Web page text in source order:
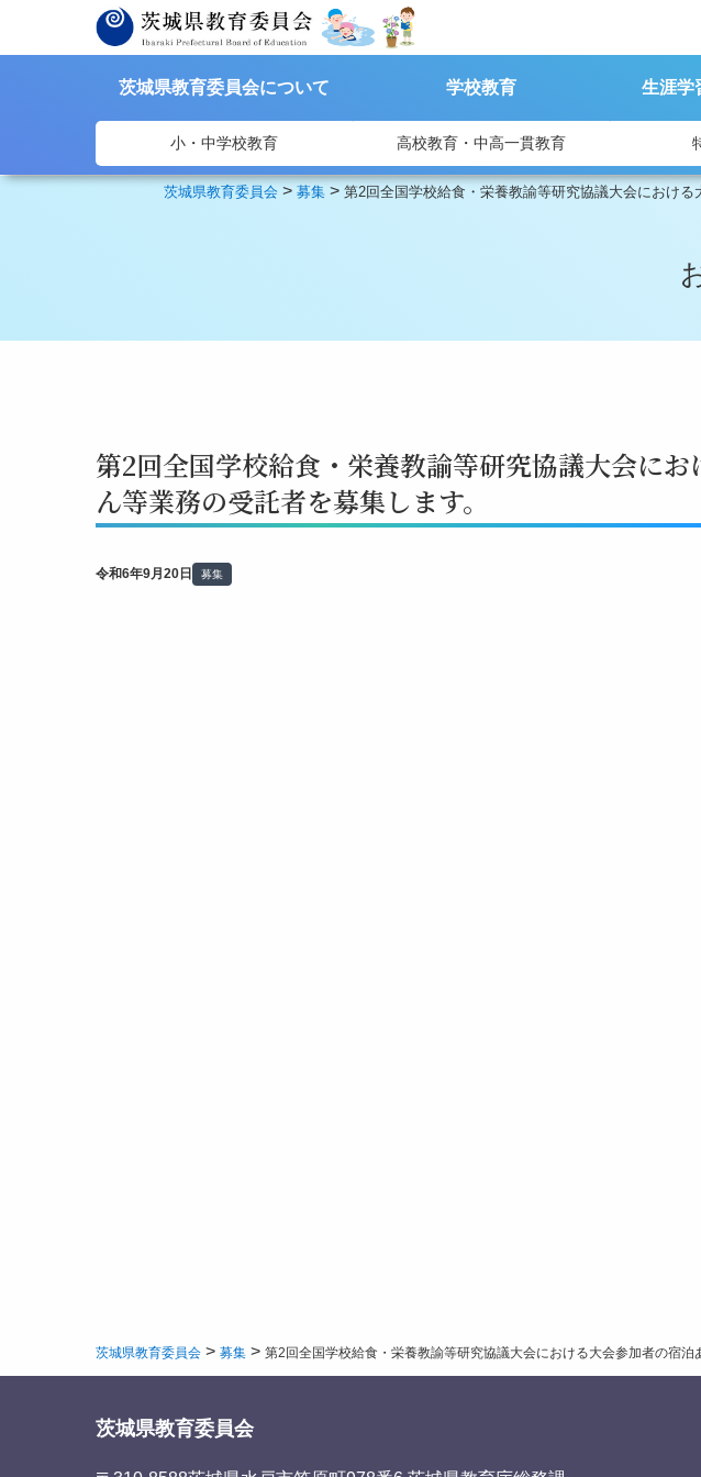
茨城県教育委員会について 学校教育 生涯学
小・中学校教育 高校教育・中高一貫教育
茨城県教育委員会 >募集 >第2回全国学校給食・栄養教諭等研究協議大会におけ
第2回全国学校給食・栄養教諭等研究協議大会に
ん等業務の受託者を募集します。
令和6年9月20日 募集
茨城県教育委員会 > 募集 > 第2回全国学校給食・栄養教諭等研究協議大会における大会参加者の宿泊
茨城県教育委員会